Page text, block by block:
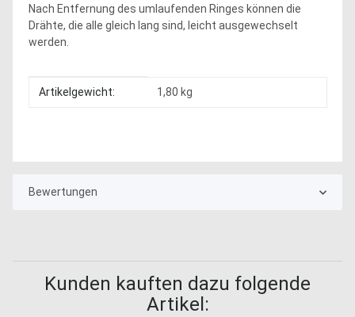
Nach Entfernung des umlaufenden Ringes können die
Drähte, die alle gleich lang sind, leicht ausgewechselt
werden.
Produkteigenschaft
Wert
Artikelgewicht: 1,80 kg
Bewertungen
Kunden kauften dazu folgende
Artikel: